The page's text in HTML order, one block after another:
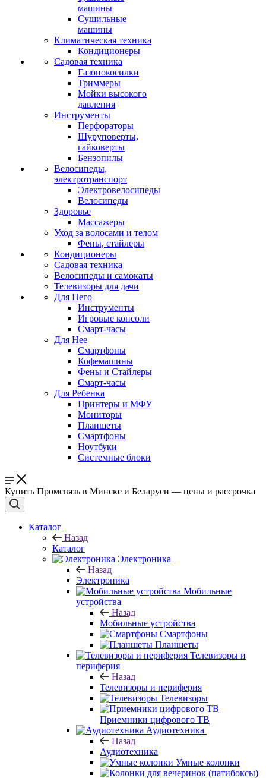
машины
Сушильные
машины
Климатическая техника
Кондиционеры
Садовая техника
Газонокосилки
Триммеры
Мойки высокого
давления
Инструменты
Перфораторы
Шуруповерты,
гайковерты
Бензопилы
Велосипеды,
электротранспорт
Электровелосипеды
Велосипеды
Здоровье
Массажеры
Уход за волосами и телом
Фены, стайлеры
Кондиционеры
Садовая техника
Велосипеды и самокаты
Телевизоры для дачи
Для Него
Инструменты
Игровые консоли
Смарт-часы
Для Нее
Смартфоны
Кофемашины
Фены и Стайлеры
Смарт-часы
Для Ребенка
Принтеры и МФУ
Мониторы
Планшеты
Смартфоны
Ноутбуки
Системные блоки
Купить Промсвязь в Минске и Беларуси — цены и рассрочка
Каталог
Назад
Каталог
Электроника
Назад
Электроника
Мобильные
устройства
Назад
Мобильные устройства
Смартфоны
Планшеты
Телевизоры и
периферия
Назад
Телевизоры и периферия
Телевизоры
Приемники цифрового ТВ
Аудиотехника
Назад
Аудиотехника
Умные колонки